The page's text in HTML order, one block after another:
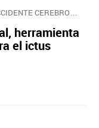
SU USO REDUCE LA PROBABILIDAD DE ACCIDENTE CEREBROVASCULAR
herramienta
el ictus